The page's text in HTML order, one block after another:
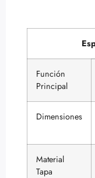
Función
Principal
Dimensiones
Material
Tapa